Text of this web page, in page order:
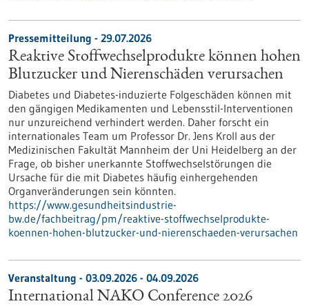
Pressemitteilung - 29.07.2026
Reaktive Stoffwechselprodukte können hohen
Blutzucker und Nierenschäden verursachen
Diabetes und Diabetes-induzierte Folgeschäden können mit
den gängigen Medikamenten und Lebensstil-Interventionen
nur unzureichend verhindert werden. Daher forscht ein
internationales Team um Professor Dr. Jens Kroll aus der
Medizinischen Fakultät Mannheim der Uni Heidelberg an der
Frage, ob bisher unerkannte Stoffwechselstörungen die
Ursache für die mit Diabetes häufig einhergehenden
Organveränderungen sein könnten.
https://www.gesundheitsindustrie-
bw.de/fachbeitrag/pm/reaktive-stoffwechselprodukte-
koennen-hohen-blutzucker-und-nierenschaeden-verursachen
Veranstaltung - 03.09.2026 - 04.09.2026
International NAKO Conference 2026